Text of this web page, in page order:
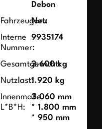
Debon
Fahrzeugart:
Neu
Interne
Nummer:
9935174
Gesamtgewicht:
2.600 kg
Nutzlast:1.920 kg
Innenmaße
L*B*H:
3.060 mm
* 1.800 mm
* 950 mm